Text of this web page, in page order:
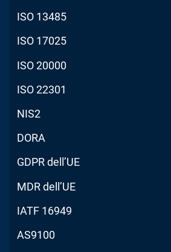
ISO 13485
ISO 17025
ISO 20000
ISO 22301
NIS2
DORA
GDPR dell’UE
MDR dell’UE
IATF 16949
AS9100